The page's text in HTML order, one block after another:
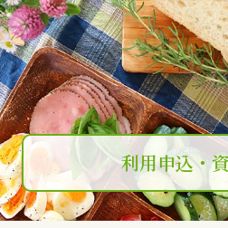
利用申込・